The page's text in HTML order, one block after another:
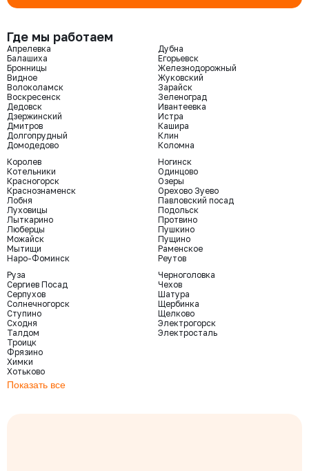
Где мы работаем
Апрелевка
Балашиха
Бронницы
Видное
Волоколамск
Воскресенск
Дедовск
Дзержинский
Дмитров
Долгопрудный
Домодедово
Дубна
Егорьевск
Железнодорожный
Жуковский
Зарайск
Зеленоград
Ивантеевка
Истра
Кашира
Клин
Коломна
Королев
Котельники
Красногорск
Краснознаменск
Лобня
Луховицы
Лыткарино
Люберцы
Можайск
Мытищи
Наро-Фоминск
Ногинск
Одинцово
Озеры
Орехово Зуево
Павловский посад
Подольск
Протвино
Пушкино
Пущино
Раменское
Реутов
Руза
Сергиев Посад
Серпухов
Солнечногорск
Ступино
Сходня
Талдом
Троицк
Фрязино
Химки
Хотьково
Черноголовка
Чехов
Шатура
Щербинка
Щелково
Электрогорск
Электросталь
Показать все